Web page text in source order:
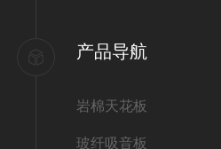
产品导航
岩棉天花板
玻纤吸音板